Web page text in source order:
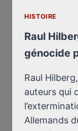
HISTOIRE
Raul
génocide
Raul
auteurs qui
Allemands